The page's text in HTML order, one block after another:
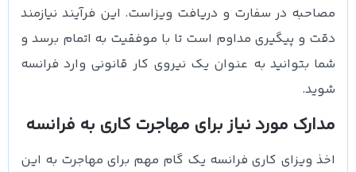
مصاحبه در سفارت و دریافت ویزاست. این فرآیند نیازمند
دقت و پیگیری مداوم است تا با موفقیت به اتمام برسد و
شما بتوانید به عنوان یک نیروی کار قانونی وارد فرانسه
شوید.
مدارک مورد نیاز برای مهاجرت کاری به فرانسه
اخذ ویزای کاری فرانسه یک گام مهم برای مهاجرت به این